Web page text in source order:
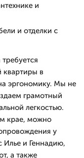
и
и отделки с
квартиры в
эргономику. Мы не
грамотный
легкостью.
крае, можно
у
Илье и Геннадию,
а также